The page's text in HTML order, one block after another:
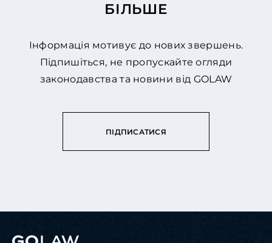
БІЛЬШЕ
Інформація мотивує до нових звершень.
Підпишіться, не пропускайте огляди
законодавства та новини від GOLAW
ПІДПИСАТИСЯ